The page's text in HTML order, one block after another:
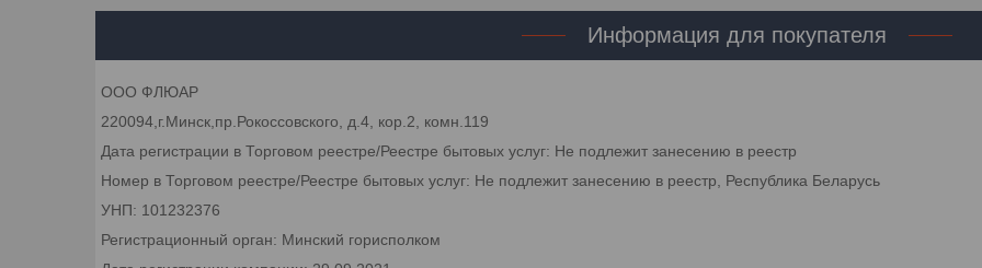
Информация для покупателя
ООО ФЛЮАР
220094,г.Минск,пр.Рокоссовского, д.4, кор.2, комн.119
Дата регистрации в Торговом реестре/Реестре бытовых услуг: Не подлежит занесению в реестр
Номер в Торговом реестре/Реестре бытовых услуг: Не подлежит занесению в реестр, Республика Беларусь
УНП: 101232376
Регистрационный орган: Минский горисполком